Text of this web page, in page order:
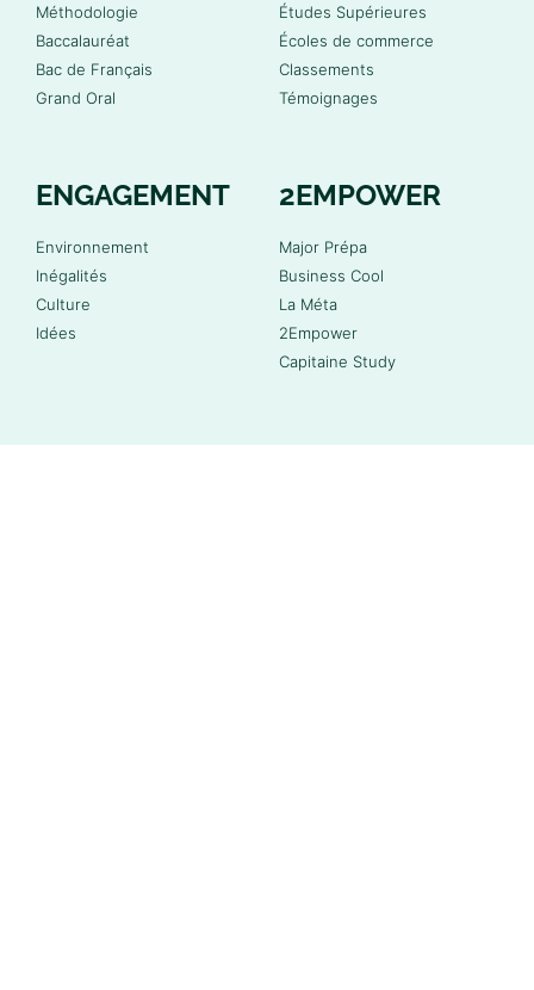
Méthodologie
Baccalauréat
Bac de Français
Grand Oral
Études Supérieures
Écoles de commerce
Classements
Témoignages
ENGAGEMENT
Environnement
Inégalités
Culture
Idées
2EMPOWER
Major Prépa
Business Cool
La Méta
2Empower
Capitaine Study